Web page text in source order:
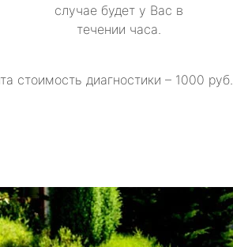
случае будет у Вас в
течении часа.
стоимость диагностики – 1000 руб.